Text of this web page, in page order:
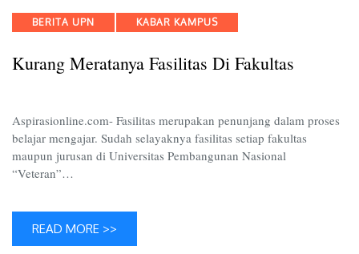
Categories
BERITA UPN KABAR KAMPUS
Kurang Meratanya Fasilitas Di Fakultas
Aspirasionline.com- Fasilitas merupakan penunjang dalam proses
belajar mengajar. Sudah selayaknya fasilitas setiap fakultas
maupun jurusan di Universitas Pembangunan Nasional
“Veteran”…
READ MORE >>